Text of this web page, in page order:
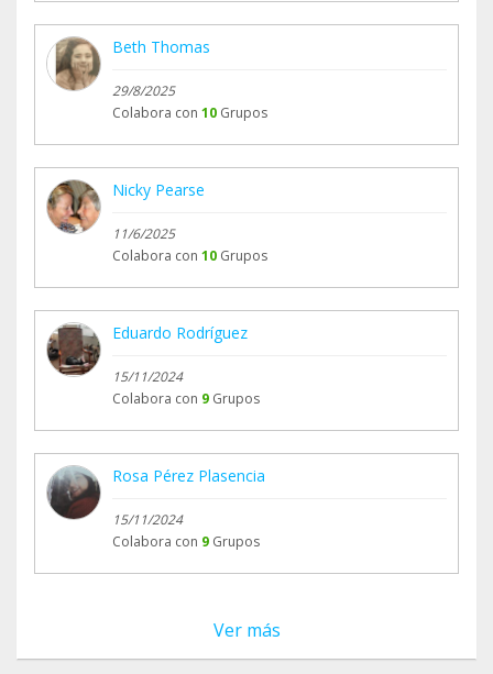
Beth Thomas
29/8/2025
Colabora con 10 Grupos
Nicky Pearse
11/6/2025
Colabora con 10 Grupos
Eduardo Rodríguez
15/11/2024
Colabora con 9 Grupos
Rosa Pérez Plasencia
15/11/2024
Colabora con 9 Grupos
Ver más